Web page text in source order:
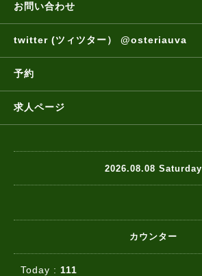
お問い合わせ
twitter (ツィツター） @osteriauva
予約
求人ページ
2026.08.08 Saturday
カウンター
Today : 111